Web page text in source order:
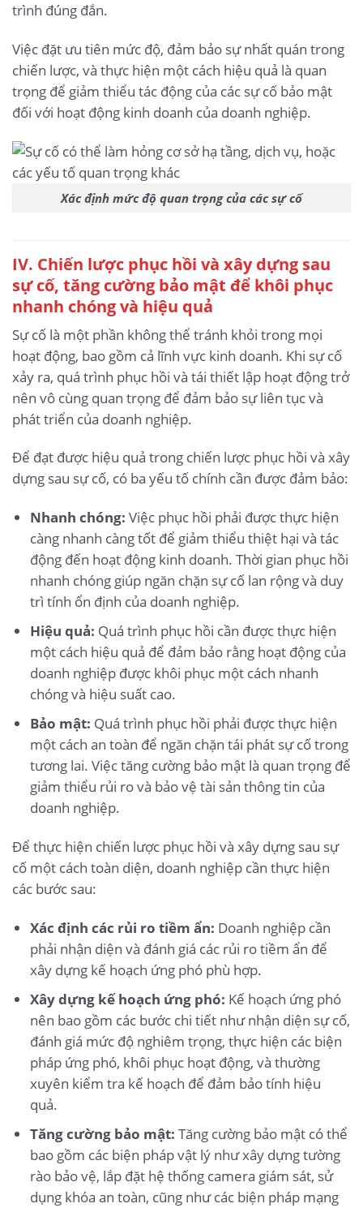
trình đúng đắn.
Việc đặt ưu tiên mức độ, đảm bảo sự nhất quán trong
chiến lược, và thực hiện một cách hiệu quả là quan
trọng để giảm thiểu tác động của các sự cố bảo mật
đối với hoạt động kinh doanh của doanh nghiệp.
Xác định mức độ quan trọng của các sự cố
IV. Chiến lược phục hồi và xây dựng sau
sự cố, tăng cường bảo mật để khôi phục
nhanh chóng và hiệu quả
Sự cố là một phần không thể tránh khỏi trong mọi
hoạt động, bao gồm cả lĩnh vực kinh doanh. Khi sự cố
xảy ra, quá trình phục hồi và tái thiết lập hoạt động trở
nên vô cùng quan trọng để đảm bảo sự liên tục và
phát triển của doanh nghiệp.
Để đạt được hiệu quả trong chiến lược phục hồi và xây
dựng sau sự cố, có ba yếu tố chính cần được đảm bảo:
Nhanh chóng: Việc phục hồi phải được thực hiện
càng nhanh càng tốt để giảm thiểu thiệt hại và tác
động đến hoạt động kinh doanh. Thời gian phục hồi
nhanh chóng giúp ngăn chặn sự cố lan rộng và duy
trì tính ổn định của doanh nghiệp.
Hiệu quả: Quá trình phục hồi cần được thực hiện
một cách hiệu quả để đảm bảo rằng hoạt động của
doanh nghiệp được khôi phục một cách nhanh
chóng và hiệu suất cao.
Bảo mật: Quá trình phục hồi phải được thực hiện
một cách an toàn để ngăn chặn tái phát sự cố trong
tương lai. Việc tăng cường bảo mật là quan trọng để
giảm thiểu rủi ro và bảo vệ tài sản thông tin của
doanh nghiệp.
Để thực hiện chiến lược phục hồi và xây dựng sau sự
cố một cách toàn diện, doanh nghiệp cần thực hiện
các bước sau:
Xác định các rủi ro tiềm ẩn: Doanh nghiệp cần
phải nhận diện và đánh giá các rủi ro tiềm ẩn để
xây dựng kế hoạch ứng phó phù hợp.
Xây dựng kế hoạch ứng phó: Kế hoạch ứng phó
nên bao gồm các bước chi tiết như nhận diện sự cố,
đánh giá mức độ nghiêm trọng, thực hiện các biện
pháp ứng phó, khôi phục hoạt động, và thường
xuyên kiểm tra kế hoạch để đảm bảo tính hiệu
quả.
Tăng cường bảo mật: Tăng cường bảo mật có thể
bao gồm các biện pháp vật lý như xây dựng tường
rào bảo vệ, lắp đặt hệ thống camera giám sát, sử
dụng khóa an toàn, cũng như các biện pháp mạng